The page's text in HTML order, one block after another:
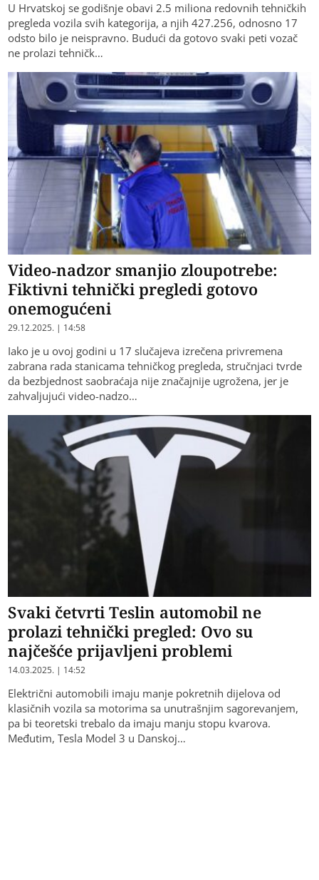
​U Hrvatskoj se godišnje obavi 2.5 miliona redovnih tehničkih
pregleda vozila svih kategorija, a njih 427.256, odnosno 17
odsto bilo je neispravno. Budući da gotovo svaki peti vozač
ne prolazi tehničk…
Video-nadzor smanjio zloupotrebe:
Fiktivni tehnički pregledi gotovo
onemogućeni
29.12.2025. | 14:58
Iako je u ovoj godini u 17 slučajeva izrečena privremena
zabrana rada stanicama tehničkog pregleda, stručnjaci tvrde
da bezbjednost saobraćaja nije značajnije ugrožena, jer je
zahvaljujući video-nadzo…
Svaki četvrti Teslin automobil ne
prolazi tehnički pregled: Ovo su
najčešće prijavljeni problemi
14.03.2025. | 14:52
Električni automobili imaju manje pokretnih dijelova od
klasičnih vozila sa motorima sa unutrašnjim sagorevanjem,
pa bi teoretski trebalo da imaju manju stopu kvarova.
Međutim, Tesla Model 3 u Danskoj…